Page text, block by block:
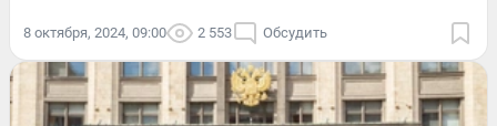
8 октября, 2024, 09:00 2 553 Обсудить